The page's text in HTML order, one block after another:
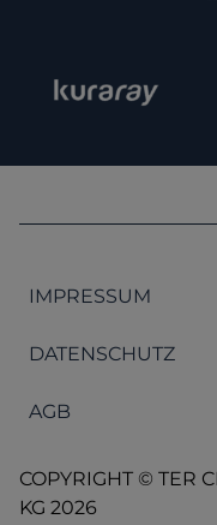
IMPRESSUM
DATENSCHUTZ
AGB
COPYRIGHT © TER
KG 2026